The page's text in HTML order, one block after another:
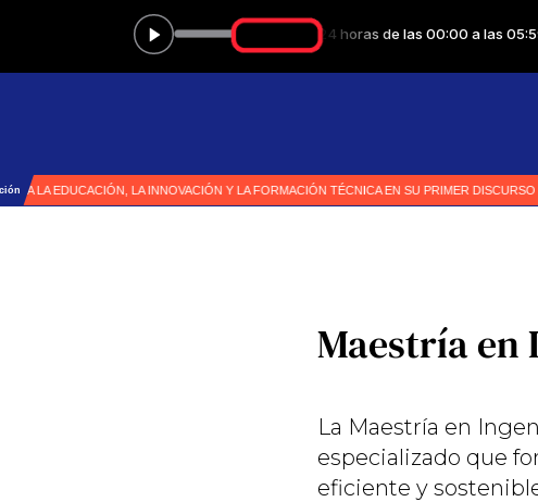
Maestría en
La Maestría en
especializado que
eficiente y